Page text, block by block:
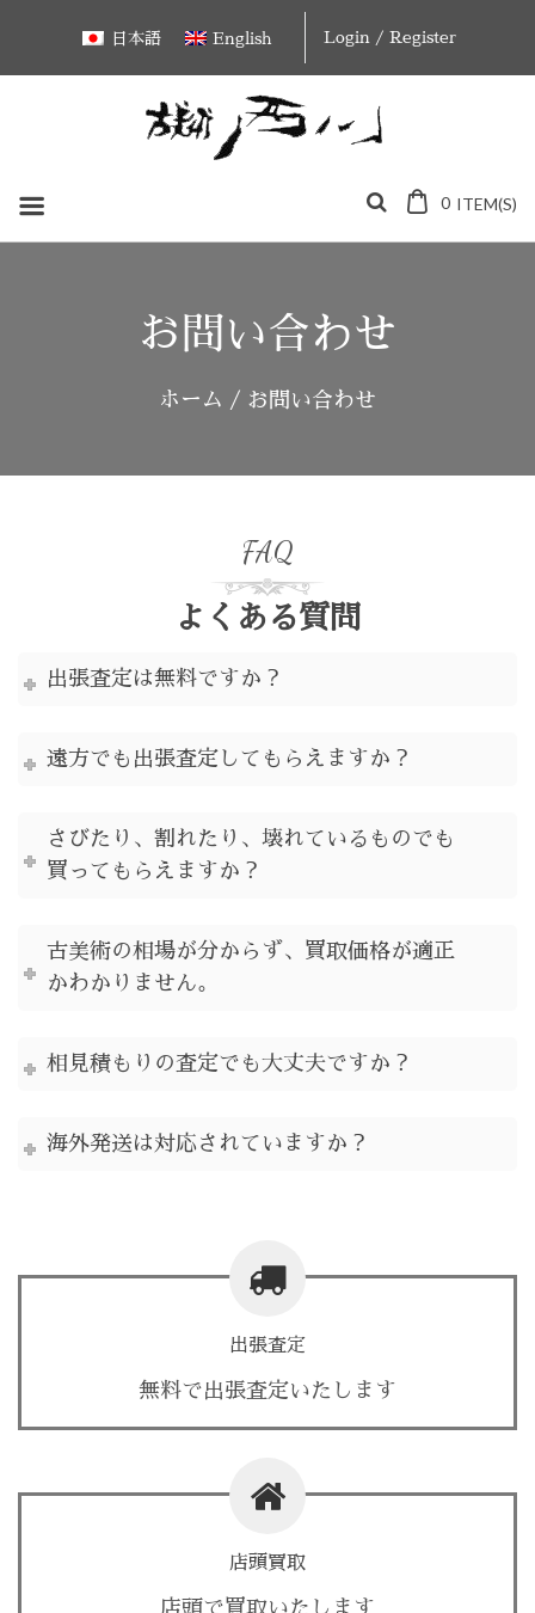
content
日本語 English Login / Register
0 ITEM(S)
お問い合わせ
ホーム / お問い合わせ
FAQ
よくある質問
出張査定は無料ですか？
遠方でも出張査定してもらえますか？
さびたり、割れたり、壊れているものでも
買ってもらえますか？
古美術の相場が分からず、買取価格が適正
かわかりません。
相見積もりの査定でも大丈夫ですか？
海外発送は対応されていますか？
出張査定
無料で出張査定いたします
店頭買取
店頭で買取いたします